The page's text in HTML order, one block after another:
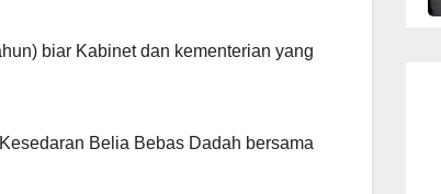
biar Kabinet dan kementerian yang
Belia Bebas Dadah bersama